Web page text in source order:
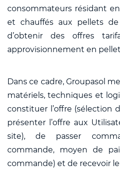
consommateurs résidant
et chauffés aux pellets
d’obtenir des offres
approvisionnement en
Dans ce cadre, Groupasol
matériels, techniques et
constituer l’offre (sélection
présenter l’offre aux
site), de passer
commande, moyen de
commande) et de recevoir